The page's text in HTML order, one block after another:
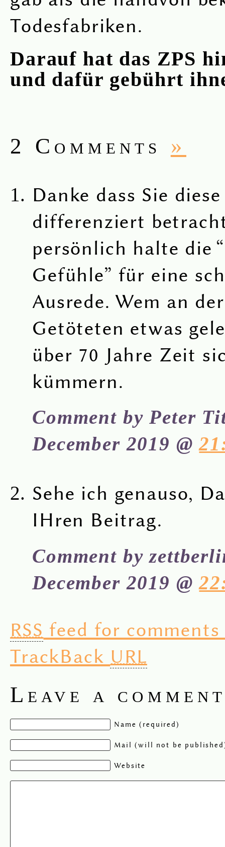
Todesfabriken.
Darauf hat das ZPS
und dafür gebührt
2 Comments »
Danke dass Sie
differenziert
persönlich halte die
Gefühle” für eine
Ausrede. Wem an
Getöteten etwas
über 70 Jahre Zeit
kümmern.
Comment by Peter
December 2019 @
Sehe ich genauso,
IHren Beitrag.
Comment by
December 2019 @
RSS feed for
TrackBack URL
Leave a
Name (required)
Mail (will not be
Website